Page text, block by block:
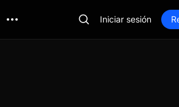
Iniciar sesión